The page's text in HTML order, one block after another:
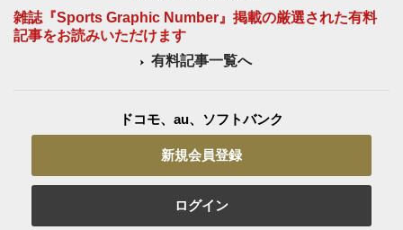
雑誌『Sports Graphic Number』掲載の厳選された有料
記事をお読みいただけます
有料記事一覧へ
ドコモ、au、ソフトバンク
新規会員登録
ログイン